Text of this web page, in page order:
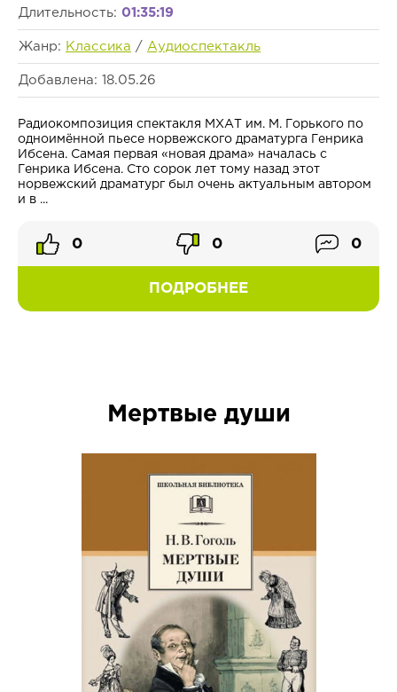
Длительность: 01:35:19
Жанр: Классика / Аудиоспектакль
Добавлена: 18.05.26
Радиокомпозиция спектакля МХАТ им. М. Горького по
одноимённой пьесе норвежского драматурга Генрика
Ибсена. Самая первая «новая драма» началась с
Генрика Ибсена. Сто сорок лет тому назад этот
норвежский драматург был очень актуальным автором
и в ...
ПОДРОБНЕЕ
0 0 0
Мертвые души